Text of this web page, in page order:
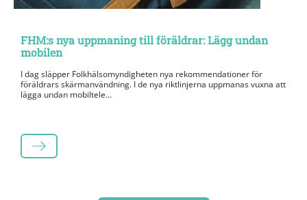
FHM:s nya uppmaning till föräldrar: Lägg undan
mobilen
I dag släpper Folkhälsomyndigheten nya rekommendationer för
föräldrars skärmanvändning. I de nya riktlinjerna uppmanas vuxna att
lägga undan mobiltele...
LÄS MER